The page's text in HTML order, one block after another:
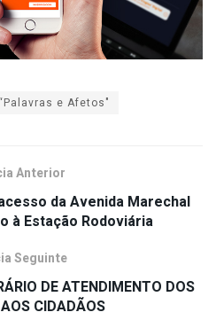
“Palavras e Afetos"
Anterior
da Avenida Marechal
à Estação Rodoviária
Seguinte
DE ATENDIMENTO DOS
CIDADÃOS